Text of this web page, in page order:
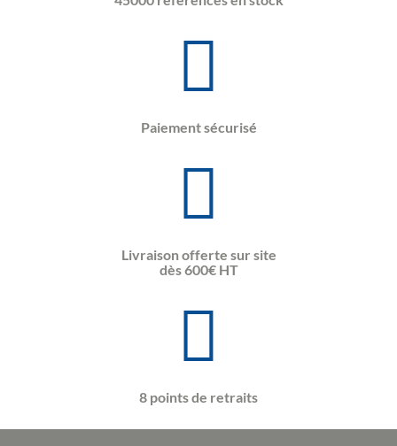
Paiement sécurisé
Livraison offerte sur site
dès 600€ HT
8 points de retraits